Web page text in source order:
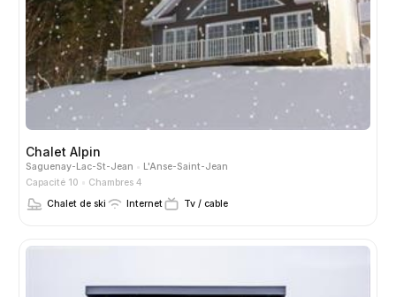
Chalet Alpin
Saguenay-Lac-St-Jean
L'Anse-Saint-Jean
Capacité 10
Chambres 4
Chalet de ski
Internet Tv / cable